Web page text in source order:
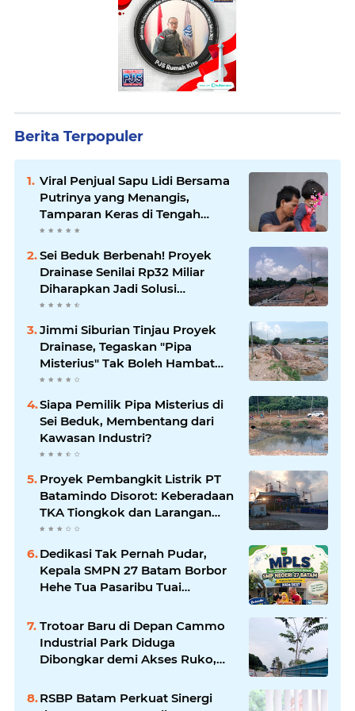
Berita Terpopuler
Viral Penjual Sapu Lidi Bersama
Putrinya yang Menangis,
Tamparan Keras di Tengah
Maraknya Korupsi
Sei Beduk Berbenah! Proyek
Drainase Senilai Rp32 Miliar
Diharapkan Jadi Solusi
Permanen Atasi Banjir
Jimmi Siburian Tinjau Proyek
Drainase, Tegaskan "Pipa
Misterius" Tak Boleh Hambat
Pembangunan di Sei Beduk
Siapa Pemilik Pipa Misterius di
Sei Beduk, Membentang dari
Kawasan Industri?
Proyek Pembangkit Listrik PT
Batamindo Disorot: Keberadaan
TKA Tiongkok dan Larangan
Liputan Wartawan Jadi
Perhatian
Dedikasi Tak Pernah Pudar,
Kepala SMPN 27 Batam Borbor
Hehe Tua Pasaribu Tuai
Trotoar Baru di Depan Cammo
Industrial Park Diduga
Dibongkar demi Akses Ruko,
RSBP Batam Perkuat Sinergi